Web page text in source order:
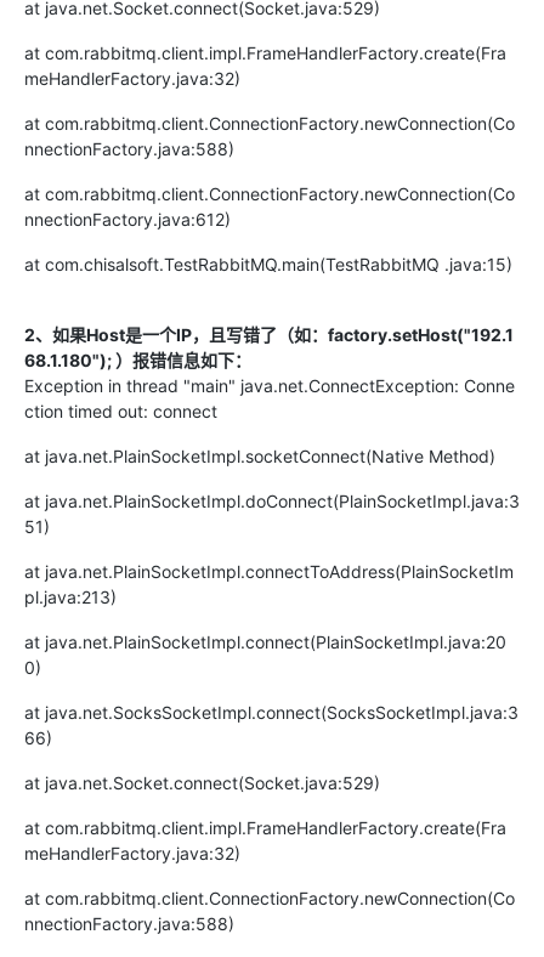
at java.net.Socket.connect(Socket.java:529)
at com.rabbitmq.client.impl.FrameHandlerFactory.create(Fra
meHandlerFactory.java:32)
at com.rabbitmq.client.ConnectionFactory.newConnection(Co
nnectionFactory.java:588)
at com.rabbitmq.client.ConnectionFactory.newConnection(Co
nnectionFactory.java:612)
at com.chisalsoft.TestRabbitMQ.main(TestRabbitMQ .java:15)
2、如果Host是一个IP，且写错了 （如： factory.setHost("192.1
68.1.180");） 报错信息如下：
Exception in thread "main" java.net.ConnectException: Conne
ction timed out: connect
at java.net.PlainSocketImpl.socketConnect(Native Method)
at java.net.PlainSocketImpl.doConnect(PlainSocketImpl.java:3
51)
at java.net.PlainSocketImpl.connectToAddress(PlainSocketIm
pl.java:213)
at java.net.PlainSocketImpl.connect(PlainSocketImpl.java:20
0)
at java.net.SocksSocketImpl.connect(SocksSocketImpl.java:3
66)
at java.net.Socket.connect(Socket.java:529)
at com.rabbitmq.client.impl.FrameHandlerFactory.create(Fra
meHandlerFactory.java:32)
at com.rabbitmq.client.ConnectionFactory.newConnection(Co
nnectionFactory.java:588)